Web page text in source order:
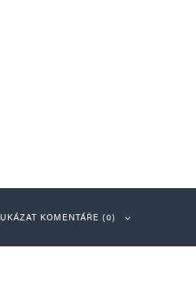
UKÁZAT KOMENTÁŘE (0)